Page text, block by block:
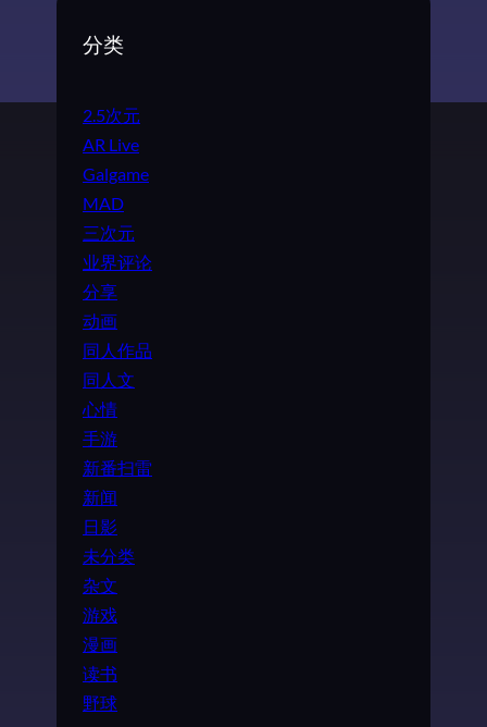
分类
2.5次元
AR Live
Galgame
MAD
三次元
业界评论
分享
动画
同人作品
同人文
心情
手游
新番扫雷
新闻
日影
未分类
杂文
游戏
漫画
读书
野球